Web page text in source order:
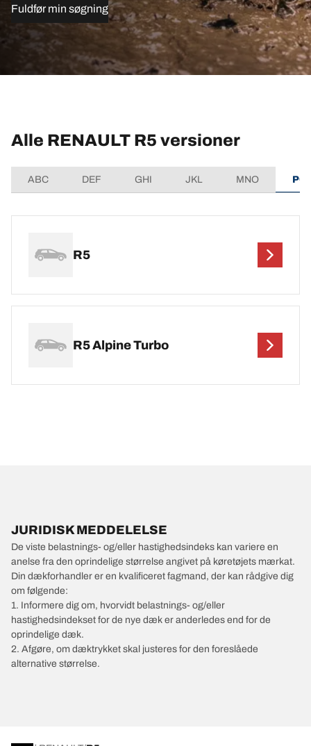
Fuldfør min søgning
Alle RENAULT R5 versioner
ABC DEF GHI JKL MNO
R5
R5 Alpine Turbo
JURIDISK MEDDELELSE
De viste belastnings- og/eller hastighedsindeks kan variere en
anelse fra den oprindelige størrelse angivet på køretøjets mærkat.
Din dækforhandler er en kvalificeret fagmand, der kan rådgive dig
om følgende:
1. Informere dig om, hvorvidt belastnings- og/eller
hastighedsindekset for de nye dæk er anderledes end for de
oprindelige dæk.
2. Afgøre, om dæktrykket skal justeres for den foreslåede
alternative størrelse.